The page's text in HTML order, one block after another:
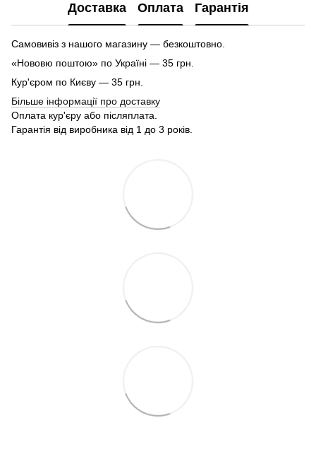
Доставка Оплата Гарантія
Самовивіз з нашого магазину — безкоштовно.
«Нововю поштою» по Україні — 35 грн.
Кур'єром по Києву — 35 грн.
Більше інформації про доставку
Оплата кур'єру або післяплата.
Гарантія від виробника від 1 до 3 років.